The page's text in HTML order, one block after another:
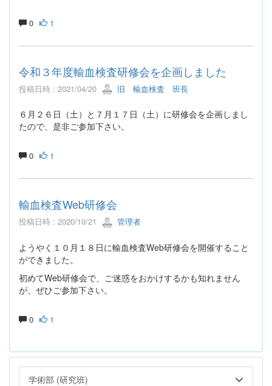
0 1
令和３年度輸血検査研修会を企画しました
投稿日時 : 2021/04/20 旧 輸血検査 班長
６月２６日（土）と７月１７日（土）に研修会を企画しまし
たので、是非ご参加下さい。
0 1
輸血検査Web研修会
投稿日時 : 2020/10/21 管理者
ようやく１０月１８日に輸血検査Web研修会を開催すること
ができました。
初めてWeb研修会で、ご迷惑をおかけするかも知れません
が、ぜひご参加下さい。
0 1
学術部 (研究班)